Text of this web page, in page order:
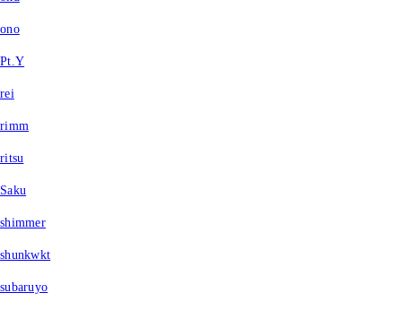
ono
Pt.Y
rei
rimm
ritsu
Saku
shimmer
shunkwkt
subaruyo